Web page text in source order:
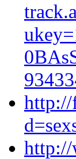
http://
http://